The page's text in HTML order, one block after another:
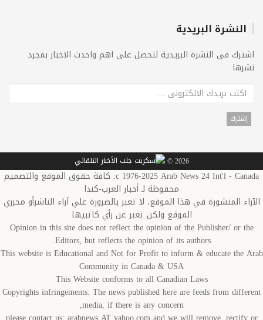
النشرة البريدية
اشترك فى النشرة البريدية لتحصل على اهم واحدث الاخبار بمجرد
نشرها
2026 ©
c 1976-2025 Arab News 24 Int'l - Canada: كافة حقوق الموقع والتصميم
محفوظة لـ أخبار العرب-كندا
الآراء المنشورة في هذا الموقع، لا تعبر بالضرورة علي آراء الناشرأو محرري
الموقع ولكن تعبر عن رأي كاتبيها
Opinion in this site does not reflect the opinion of the Publisher/ or the
Editors, but reflects the opinion of its authors.
This website is Educational and Not for Profit to inform & educate the Arab
Community in Canada & USA
This Website conforms to all Canadian Laws
Copyrights infringements: The news published here are feeds from different
media, if there is any concern,